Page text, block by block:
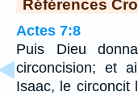
Références
Actes 7:8
Puis Dieu
circoncision; et
Isaac, le circoncit